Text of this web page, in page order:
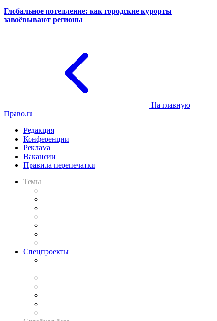
Глобальное потепление: как городские курорты
завоёвывают регионы
На главную
Право.ru
Редакция
Конференции
Реклама
Вакансии
Правила перепечатки
Темы
Спецпроекты